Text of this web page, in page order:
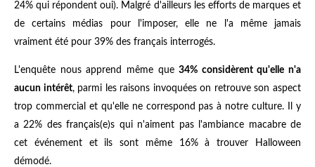
24% qui répondent oui). Malgré d'ailleurs les efforts de marques et
de certains médias pour l'imposer, elle ne l'a même jamais
vraiment été pour 39% des français interrogés.
L'enquête nous apprend même que34% considèrent qu'elle n'a
aucun intérêt, parmi les raisons invoquées on retrouve son aspect
trop commercial et qu'elle ne correspond pas à notre culture. Il y
a 22% des français(e)s qui n'aiment pas l'ambiance macabre de
cet événement et ils sont même 16% à trouver Halloween
démodé.